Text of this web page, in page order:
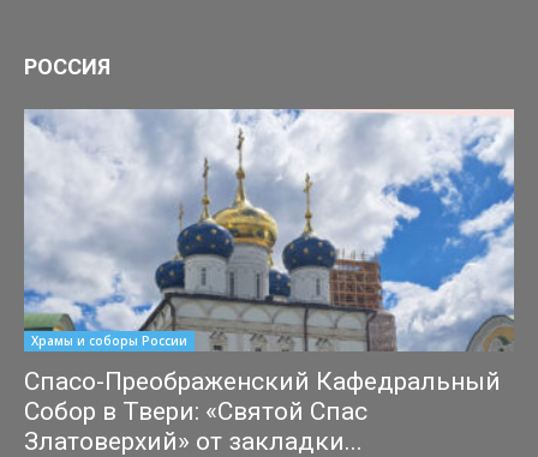
РОССИЯ
Храмы и соборы России
Спасо-Преображенский Кафедральный
Собор в Твери: «Святой Спас
Златоверхий» от закладки...